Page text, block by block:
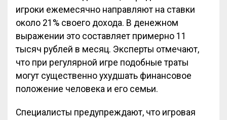
игроки ежемесячно направляют на ставки
около 21% своего дохода. В денежном
выражении это составляет примерно 11
тысяч рублей в месяц. Эксперты отмечают,
что при регулярной игре подобные траты
могут существенно ухудшать финансовое
положение человека и его семьи.
Специалисты предупреждают, что игровая